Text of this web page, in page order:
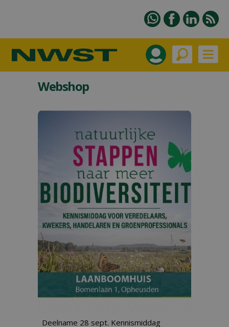
Webshop
Deelname 28 sept. Kennismiddag